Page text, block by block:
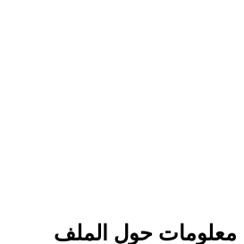
معلومات حول الملف